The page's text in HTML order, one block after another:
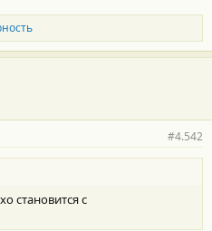
#4.542
становится с